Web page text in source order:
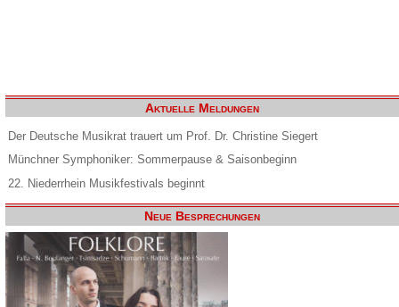
Aktuelle Meldungen
Der Deutsche Musikrat trauert um Prof. Dr. Christine Siegert
Münchner Symphoniker: Sommerpause & Saisonbeginn
22. Niederrhein Musikfestivals beginnt
Neue Besprechungen